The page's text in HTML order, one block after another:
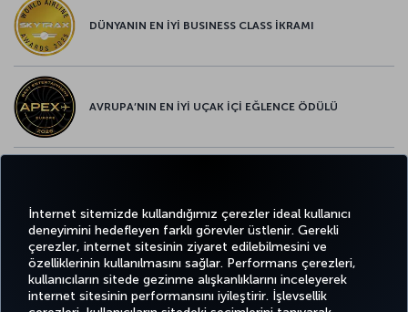
İnternet sitemizde kullandığımız çerezler ideal kullanıcı
deneyimini hedefleyen farklı görevler üstlenir. Gerekli
çerezler, internet sitesinin ziyaret edilebilmesini ve
özelliklerinin kullanılmasını sağlar. Performans çerezleri,
kullanıcıların sitede gezinme alışkanlıklarını inceleyerek
internet sitesinin performansını iyileştirir. İşlevsellik
DÜNYANIN EN İYİ BUSINESS CLASS İKRAMI
AVRUPA’NIN EN İYİ UÇAK İÇİ EĞLENCE ÖDÜLÜ
TwitterFacebook
Instagram
YoutubeLinkedIn
TiktokBlogPinterest